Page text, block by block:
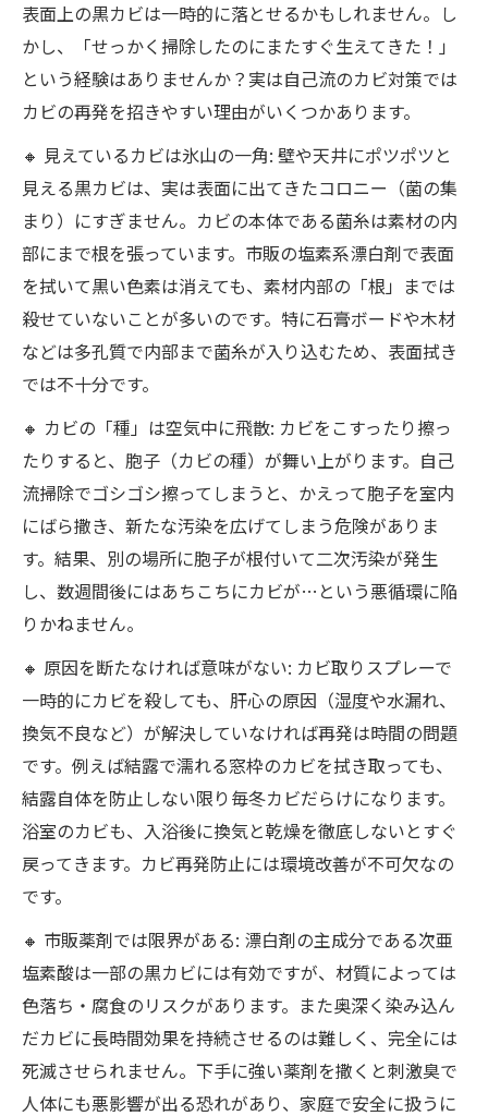
表面上の黒カビは一時的に落とせるかもしれません。し
かし、「せっかく掃除したのにまたすぐ生えてきた！」
という経験はありませんか？実は自己流のカビ対策では
カビの再発を招きやすい理由がいくつかあります。
🔸 見えているカビは氷山の一角: 壁や天井にポツポツと
見える黒カビは、実は表面に出てきたコロニー（菌の集
まり）にすぎません。カビの本体である菌糸は素材の内
部にまで根を張っています。市販の塩素系漂白剤で表面
を拭いて黒い色素は消えても、素材内部の「根」までは
殺せていないことが多いのです。特に石膏ボードや木材
などは多孔質で内部まで菌糸が入り込むため、表面拭き
では不十分です。
🔸 カビの「種」は空気中に飛散: カビをこすったり擦っ
たりすると、胞子（カビの種）が舞い上がります。自己
流掃除でゴシゴシ擦ってしまうと、かえって胞子を室内
にばら撒き、新たな汚染を広げてしまう危険がありま
す。結果、別の場所に胞子が根付いて二次汚染が発生
し、数週間後にはあちこちにカビが…という悪循環に陥
りかねません。
🔸 原因を断たなければ意味がない: カビ取りスプレーで
一時的にカビを殺しても、肝心の原因（湿度や水漏れ、
換気不良など）が解決していなければ再発は時間の問題
です。例えば結露で濡れる窓枠のカビを拭き取っても、
結露自体を防止しない限り毎冬カビだらけになります。
浴室のカビも、入浴後に換気と乾燥を徹底しないとすぐ
戻ってきます。カビ再発防止には環境改善が不可欠なの
です。
🔸 市販薬剤では限界がある: 漂白剤の主成分である次亜
塩素酸は一部の黒カビには有効ですが、材質によっては
色落ち・腐食のリスクがあります。また奥深く染み込ん
だカビに長時間効果を持続させるのは難しく、完全には
死滅させられません。下手に強い薬剤を撒くと刺激臭で
人体にも悪影響が出る恐れがあり、家庭で安全に扱うに